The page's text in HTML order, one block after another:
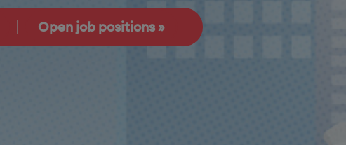
Open job positions